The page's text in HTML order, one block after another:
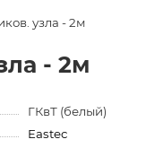
узла - 2м
- 2м
ГКвТ (белый)
Eastec